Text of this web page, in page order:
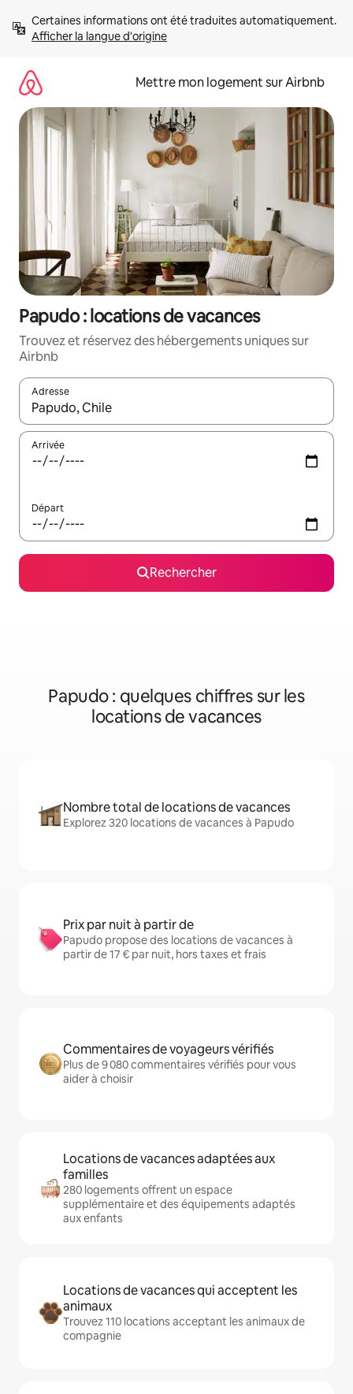
directement
Afficher la langue d'origine
Mettre mon logement sur Airbnb
Papudo : locations de vacances
Trouvez et réservez des hébergements uniques sur
Airbnb
Adresse
Lorsque les résultats s'affichent, utilisez les flèches vers le
Arrivée
Départ
Rechercher
Papudo : quelques chiffres sur les
locations de vacances
Nombre total de locations de vacances
Explorez 320 locations de vacances à Papudo
Prix par nuit à partir de
Papudo propose des locations de vacances à
partir de 17 € par nuit, hors taxes et frais
Commentaires de voyageurs vérifiés
Plus de 9 080 commentaires vérifiés pour vous
aider à choisir
Locations de vacances adaptées aux
familles
280 logements offrent un espace
supplémentaire et des équipements adaptés
aux enfants
Locations de vacances qui acceptent les
animaux
Trouvez 110 locations acceptant les animaux de
compagnie